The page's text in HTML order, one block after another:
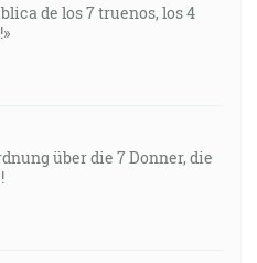
de los 7 truenos, los 4
über die 7 Donner, die